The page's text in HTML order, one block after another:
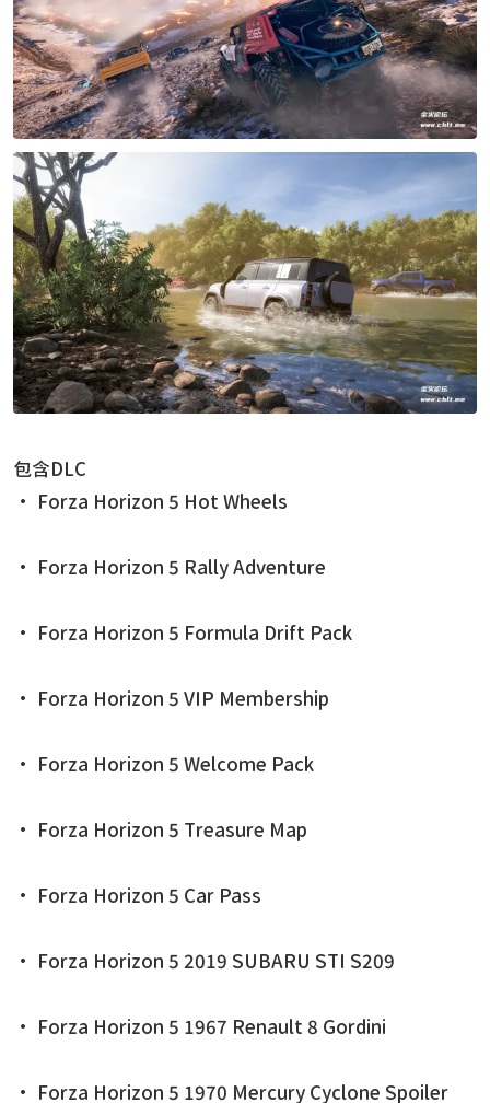
包含DLC
• Forza Horizon 5 Hot Wheels
• Forza Horizon 5 Rally Adventure
• Forza Horizon 5 Formula Drift Pack
• Forza Horizon 5 VIP Membership
• Forza Horizon 5 Welcome Pack
• Forza Horizon 5 Treasure Map
• Forza Horizon 5 Car Pass
• Forza Horizon 5 2019 SUBARU STI S209
• Forza Horizon 5 1967 Renault 8 Gordini
• Forza Horizon 5 1970 Mercury Cyclone Spoiler